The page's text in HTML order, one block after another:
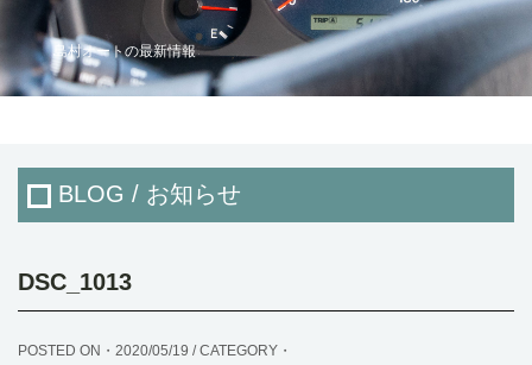
島村オートの最新情報
BLOG / お知らせ
DSC_1013
POSTED ON・2020/05/19 / CATEGORY・